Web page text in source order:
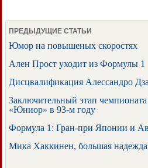
ПРЕДЫДУЩИЕ СТАТЬИ
Юмор на повышеных скоростях
Ален Прост уходит из Формулы 1
Дисцвалификация Алессандро
Заключительный этап
«Юниор» в 93-м году
Формула 1: Гран-при Японии и
Мика Хаккинен, большая